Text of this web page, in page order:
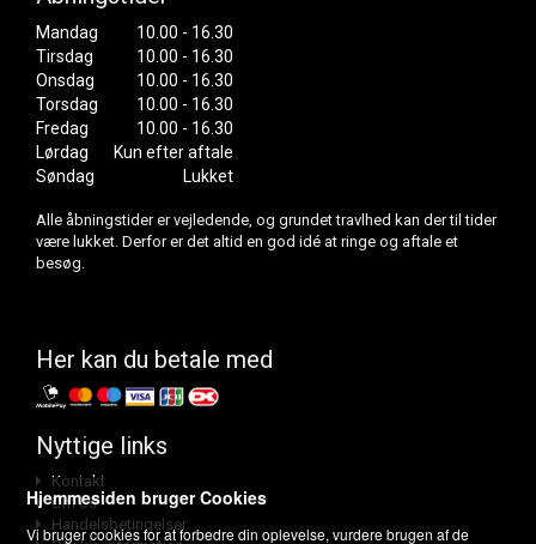
Mandag
10.00 - 16.30
Tirsdag
10.00 - 16.30
Onsdag
10.00 - 16.30
Torsdag
10.00 - 16.30
Fredag
10.00 - 16.30
Lørdag
Kun efter aftale
Søndag
Lukket
Alle åbningstider er vejledende, og grundet travlhed kan der til tider
være lukket. Derfor er det altid en god idé at ringe og aftale et
besøg.
Her kan du betale med
Nyttige links
Kontakt
Om os
Handelsbetingelser
Hjemmesiden bruger Cookies
Vi bruger cookies for at forbedre din oplevelse, vurdere brugen af de